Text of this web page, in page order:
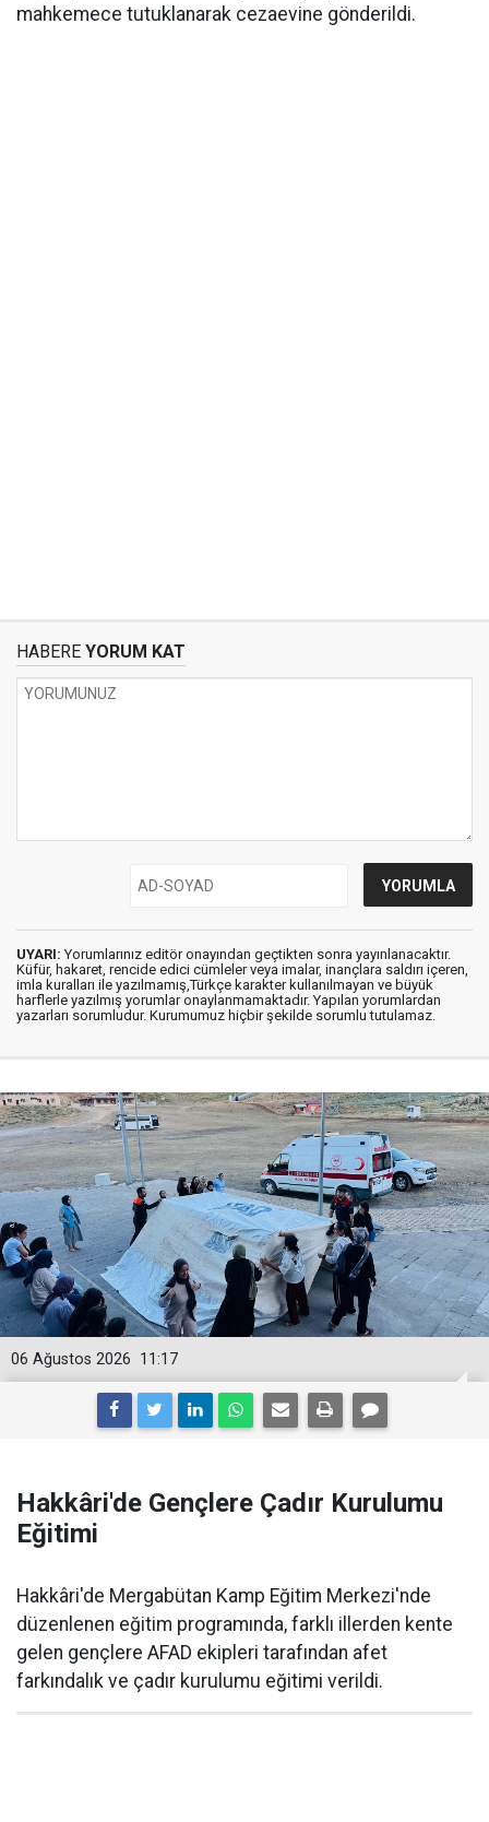
mahkemece tutuklanarak cezaevine gönderildi.
HABERE YORUM KAT
UYARI: Yorumlarınız editör onayından geçtikten sonra yayınlanacaktır.
Küfür, hakaret, rencide edici cümleler veya imalar, inançlara saldırı içeren,
imla kuralları ile yazılmamış,Türkçe karakter kullanılmayan ve büyük
harflerle yazılmış yorumlar onaylanmamaktadır. Yapılan yorumlardan
yazarları sorumludur. Kurumumuz hiçbir şekilde sorumlu tutulamaz.
11:17
06 Ağustos 2026
Hakkâri'de Gençlere Çadır Kurulumu
Eğitimi
Hakkâri'de Mergabütan Kamp Eğitim Merkezi'nde
düzenlenen eğitim programında, farklı illerden kente
gelen gençlere AFAD ekipleri tarafından afet
farkındalık ve çadır kurulumu eğitimi verildi.